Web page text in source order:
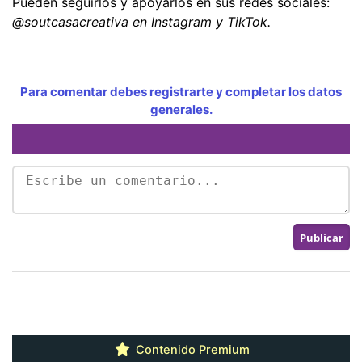
@soutcasacreativa en Instagram y TikTok.
Para comentar debes registrarte y completar los datos
generales.
Contenido Premium